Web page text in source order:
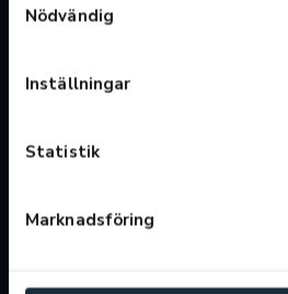
Nödvändig
Inställningar
Statistik
Marknadsföring
Butikstider
Lördag: 10:00-16:00
Öppettider verkstad
Lunchstängt 12:00-13:00